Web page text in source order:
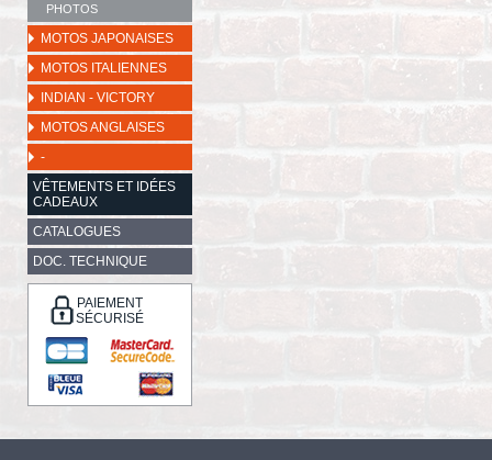
PHOTOS
MOTOS JAPONAISES
MOTOS ITALIENNES
INDIAN - VICTORY
MOTOS ANGLAISES
-
VÊTEMENTS ET IDÉES
CADEAUX
CATALOGUES
DOC. TECHNIQUE
PAIEMENT
SÉCURISÉ